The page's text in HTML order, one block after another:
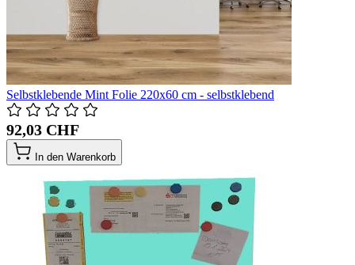
Selbstklebende Mint Folie 220x60 cm - selbstklebend
92,03 CHF
In den Warenkorb